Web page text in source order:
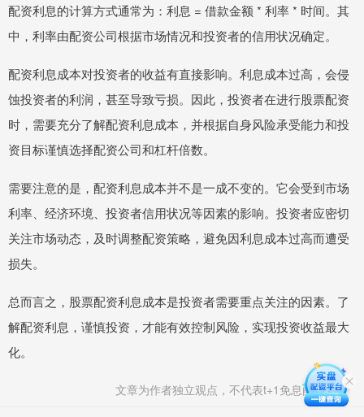
配资利息的计算方式通常为：利息 = 借款金额 * 利率 * 时间。其
中，利率由配资公司根据市场情况和投资者的信用状况确定。
配资利息成本对投资者的收益有直接影响。利息成本过高，会侵
蚀投资者的利润，甚至导致亏损。因此，投资者在进行股票配资
时，需要充分了解配资利息成本，并根据自身风险承受能力和投
资目标谨慎选择配资公司和杠杆倍数。
需要注意的是，配资利息成本并不是一成不变的。它会受到市场
利率、经济环境、投资者信用状况等因素的影响。投资者应密切
关注市场动态，及时调整配资策略，避免因利息成本过高而遭受
损失。
总而言之，股票配资利息成本是投资者需要重点关注的因素。了
解配资利息，谨慎投资，才能有效控制风险，实现投资收益最大
化。
文章为作者独立观点，不代表t+1免息配资观点